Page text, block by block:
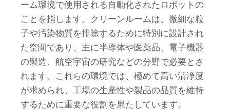
ーム環境で使用される自動化されたロボットの
ことを指します。クリーンルームは、微細な粒
子や汚染物質を排除するために特別に設計され
た空間であり、主に半導体や医薬品、電子機器
の製造、航空宇宙の研究などの分野で必要とさ
れます。これらの環境では、極めて高い清浄度
が求められ、工場の生産性や製品の品質を維持
するために重要な役割を果たしています。